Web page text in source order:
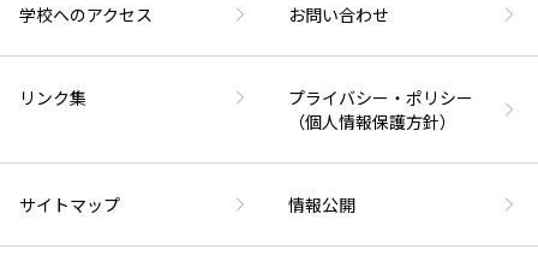
学校へのアクセス お問い合わせ
リンク集
プライバシー・ポリシー
（個人情報保護方針）
サイトマップ 情報公開